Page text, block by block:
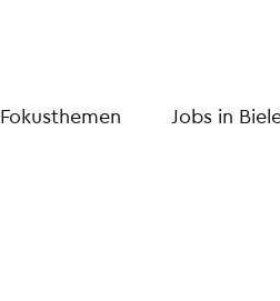
Fokusthemen Jobs in